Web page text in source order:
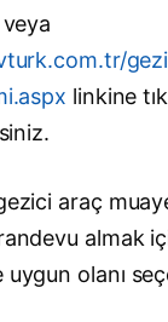
linkine
araç
almak
olanı